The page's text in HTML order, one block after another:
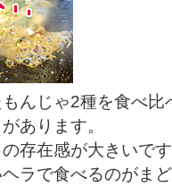
んじゃ2種を食べ
あります。
存在感が大きいで
ラで食べるのがま